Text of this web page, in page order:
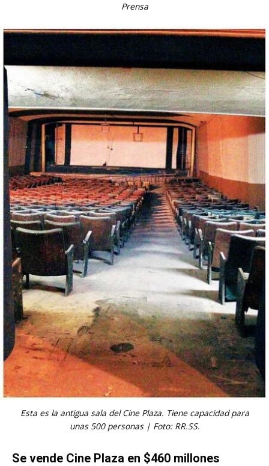
Prensa
Esta es la antigua sala del Cine Plaza. Tiene capacidad para
unas 500 personas | Foto: RR.SS.
Se vende Cine Plaza en $460 millones